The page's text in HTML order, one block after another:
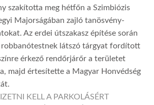
szakította meg hétfőn a Szimbiózis
Majorságában zajló tanösvény-
Az erdei útszakasz építése során
robbanótestnek látszó tárgyat fordított
érkező rendőrjárőr a területet
majd értesítette a Magyar Honvédség
KELL A PARKOLÁSÉRT